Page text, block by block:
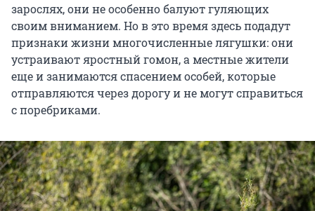
зарослях, они не особенно балуют гуляющих
своим вниманием. Но в это время здесь подадут
признаки жизни многочисленные лягушки: они
устраивают яростный гомон, а местные жители
еще и занимаются спасением особей, которые
отправляются через дорогу и не могут справиться
с поребриками.